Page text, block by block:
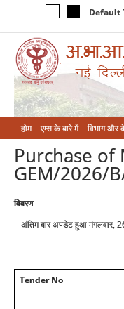
Default
होम एम्‍स के बारे में विभाग और
Purchase
GEM/2026/
विवरण
अंतिम बार अपडेट हुआ मंगलवार,
Tender No